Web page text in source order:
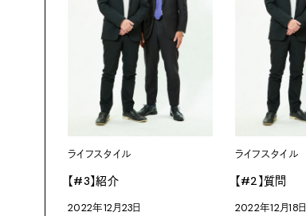
ライフスタイル
【#3】紹介
2022年12月23日
ライフスタイル
【#2】質問
2022年12月18日